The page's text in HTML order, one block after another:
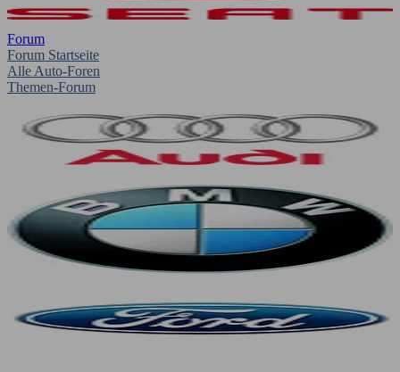
Forum
Forum Startseite
Alle Auto-Foren
Themen-Forum